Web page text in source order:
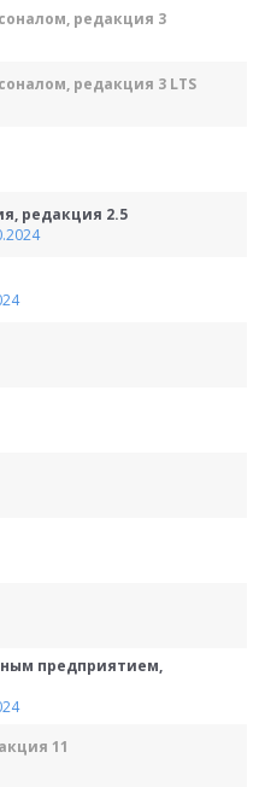
редакция 3
редакция 3 LTS
редакция 2.5
предприятием,
11